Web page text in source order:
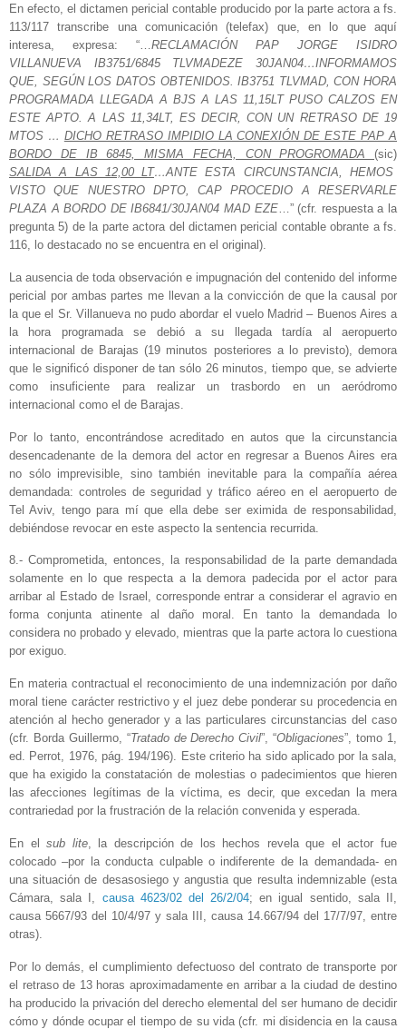
En efecto, el dictamen pericial contable producido por la parte actora a fs.
113/117 transcribe una comunicación (telefax) que, en lo que aquí
interesa, expresa: “… RECLAMACIÓN PAP JORGE ISIDRO
VILLANUEVA IB3751/6845 TLVMADEZE 30JAN04…INFORMAMOS
QUE, SEGÚN LOS DATOS OBTENIDOS. IB3751 TLVMAD, CON HORA
PROGRAMADA LLEGADA A BJS A LAS 11,15LT PUSO CALZOS EN
ESTE APTO. A LAS 11,34LT, ES DECIR, CON UN RETRASO DE 19
MTOS … DICHO RETRASO IMPIDIO LA CONEXIÓN DE ESTE PAP A
BORDO DE IB 6845, MISMA FECHA, CON PROGROMADA (sic)
SALIDA A LAS 12,00 LT…ANTE ESTA CIRCUNSTANCIA, HEMOS
VISTO QUE NUESTRO DPTO, CAP PROCEDIO A RESERVARLE
PLAZA A BORDO DE IB6841/30JAN04 MAD EZE…” (cfr. respuesta a la
pregunta 5) de la parte actora del dictamen pericial contable obrante a fs.
116, lo destacado no se encuentra en el original).
La ausencia de toda observación e impugnación del contenido del informe
pericial por ambas partes me llevan a la convicción de que la causal por
la que el Sr. Villanueva no pudo abordar el vuelo Madrid – Buenos Aires a
la hora programada se debió a su llegada tardía al aeropuerto
internacional de Barajas (19 minutos posteriores a lo previsto), demora
que le significó disponer de tan sólo 26 minutos, tiempo que, se advierte
como insuficiente para realizar un trasbordo en un aeródromo
internacional como el de Barajas.
Por lo tanto, encontrándose acreditado en autos que la circunstancia
desencadenante de la demora del actor en regresar a Buenos Aires era
no sólo imprevisible, sino también inevitable para la compañía aérea
demandada: controles de seguridad y tráfico aéreo en el aeropuerto de
Tel Aviv, tengo para mí que ella debe ser eximida de responsabilidad,
debiéndose revocar en este aspecto la sentencia recurrida.
8.- Comprometida, entonces, la responsabilidad de la parte demandada
solamente en lo que respecta a la demora padecida por el actor para
arribar al Estado de Israel, corresponde entrar a considerar el agravio en
forma conjunta atinente al daño moral. En tanto la demandada lo
considera no probado y elevado, mientras que la parte actora lo cuestiona
por exiguo.
En materia contractual el reconocimiento de una indemnización por daño
moral tiene carácter restrictivo y el juez debe ponderar su procedencia en
atención al hecho generador y a las particulares circunstancias del caso
(cfr. Borda Guillermo, “Tratado de Derecho Civil”, “Obligaciones”, tomo 1,
ed. Perrot, 1976, pág. 194/196). Este criterio ha sido aplicado por la sala,
que ha exigido la constatación de molestias o padecimientos que hieren
las afecciones legítimas de la víctima, es decir, que excedan la mera
contrariedad por la frustración de la relación convenida y esperada.
En elsub lite, la descripción de los hechos revela que el actor fue
colocado –por la conducta culpable o indiferente de la demandada- en
una situación de desasosiego y angustia que resulta indemnizable (esta
Cámara, sala I, causa 4623/02 del 26/2/04; en igual sentido, sala II,
causa 5667/93 del 10/4/97 y sala III, causa 14.667/94 del 17/7/97, entre
otras).
Por lo demás, el cumplimiento defectuoso del contrato de transporte por
el retraso de 13 horas aproximadamente en arribar a la ciudad de destino
ha producido la privación del derecho elemental del ser humano de decidir
cómo y dónde ocupar el tiempo de su vida (cfr. mi disidencia en la causa